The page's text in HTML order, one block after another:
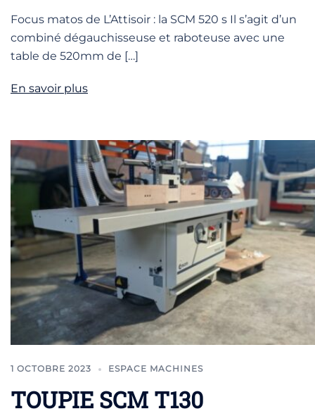
Focus matos de L’Attisoir : la SCM 520 s Il s’agit d’un
combiné dégauchisseuse et raboteuse avec une
table de 520mm de […]
En savoir plus
1 OCTOBRE 2023 ESPACE MACHINES
TOUPIE SCM T130